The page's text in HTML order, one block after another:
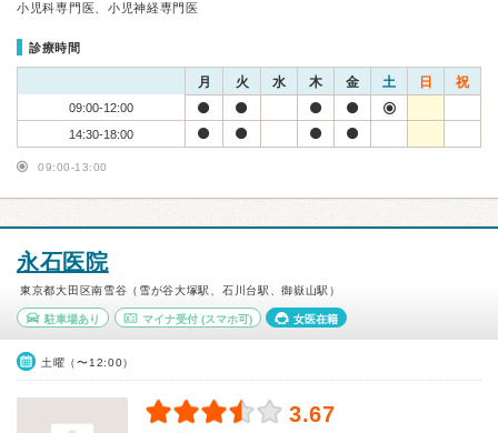
小児科専門医、小児神経専門医
診療時間
月 火 水 木 金 土 日 祝
09:00-12:00
14:30-18:00
09:00-13:00
永石医院
東京都大田区南雪谷（雪が谷大塚駅、石川台駅、御嶽山駅）
駐車場あり マイナ受付(スマホ可) 女医在籍
土曜（〜12:00）
3.67